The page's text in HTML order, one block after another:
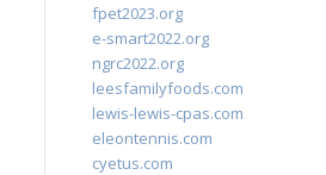
fpet2023.org
e-smart2022.org
ngrc2022.org
leesfamilyfoods.com
lewis-lewis-cpas.com
eleontennis.com
cyetus.com